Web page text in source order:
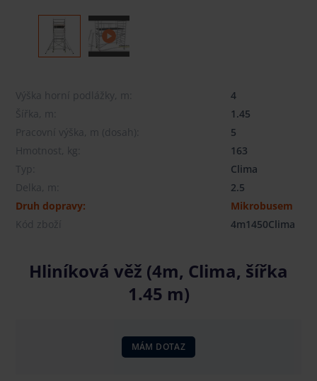
Výška horní podlážky, m:
4
Šířka, m:
1.45
Pracovní výška, m (dosah):
5
Hmotnost, kg:
163
Typ:
Clima
Delka, m:
2.5
Druh dopravy:
Mikrobusem
Kód zboží
4m1450Clima
Hliníková věž (4m, Clima, šířka
1.45 m)
MÁM DOTAZ